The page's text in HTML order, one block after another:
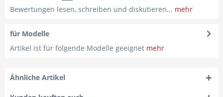
Bewertungen lesen, schreiben und diskutieren... mehr
für Modelle
Artikel ist für folgende Modelle geeignet mehr
Ähnliche Artikel